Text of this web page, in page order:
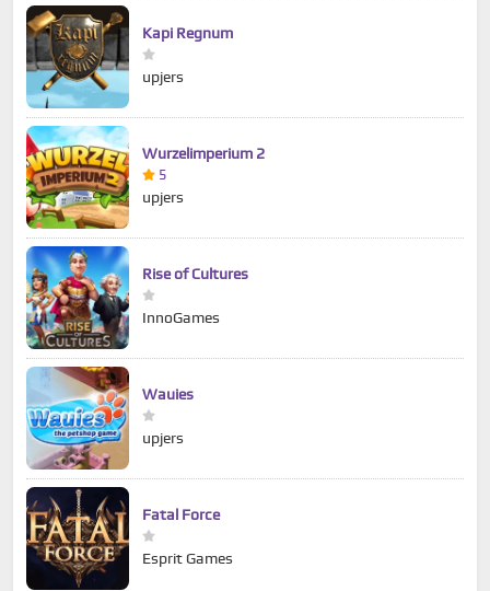
Kapi Regnum
upjers
Wurzelimperium 2
5
upjers
Rise of Cultures
InnoGames
Wauies
upjers
Fatal Force
Esprit Games